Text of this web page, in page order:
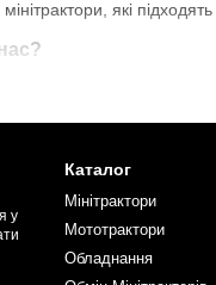
мінітрактори, які
– по всій Україні, щоб ви
бензинові, 4x4, для
плуги, фрези, косарки,
у
Каталог
Мінітрактори
Мототрактори
Обладнання